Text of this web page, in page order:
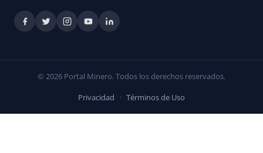
© 2026 Portal Minero. Todos los derechos reservados.
Privacidad · Términos de Uso